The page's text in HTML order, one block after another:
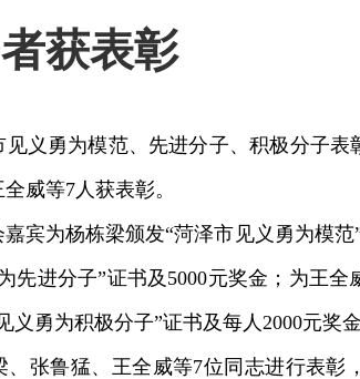
获表彰
勇为模范、先进分子、积极分子表
威等7人获表彰。
为杨栋梁颁发“菏泽市见义勇为模范
先进分子”证书及5000元奖金；为王全
义勇为积极分子”证书及每人2000元奖金
鲁猛、王全威等7位同志进行表彰